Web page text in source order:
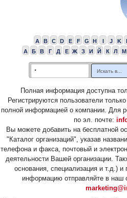
A B C D E F G H I J K
А
Б В Г Д Е Ж З И Й К Л М
Полная информация доступна
Регистрируются пользователи
полной информацией о компании. Для
по эл. почте:
Вы можете добавить на бесплатной
"Каталог организаций", указав
телефона и факса, почтовый и
деятельности Вашей организации.
основания, специализация и т.д.)
информацию отправляйте в наш